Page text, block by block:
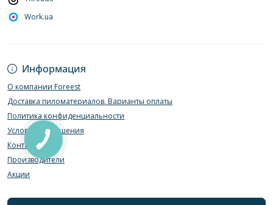
Информация
О компании Foreest
Доставка пиломатериалов. Варианты оплаты
Политика конфиденциальности
Условия соглашения
Контакты
Производители
Акции
Work.ua